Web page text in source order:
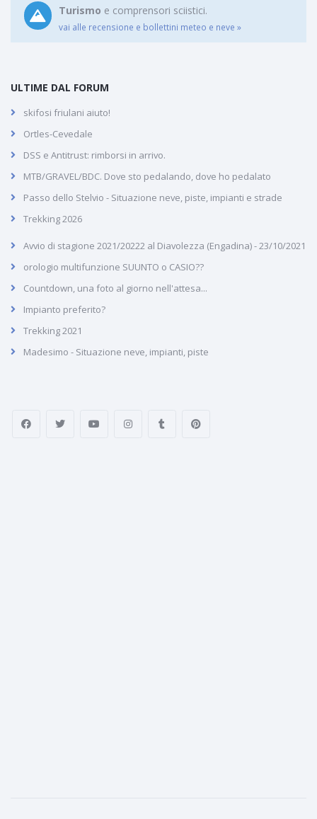
Turismo e comprensori sciistici.
vai alle recensione e bollettini meteo e neve »
ULTIME DAL FORUM
skifosi friulani aiuto!
Ortles-Cevedale
DSS e Antitrust: rimborsi in arrivo.
MTB/GRAVEL/BDC. Dove sto pedalando, dove ho pedalato
Passo dello Stelvio - Situazione neve, piste, impianti e strade
Trekking 2026
Avvio di stagione 2021/20222 al Diavolezza (Engadina) - 23/10/2021
orologio multifunzione SUUNTO o CASIO??
Countdown, una foto al giorno nell'attesa...
Impianto preferito?
Trekking 2021
Madesimo - Situazione neve, impianti, piste